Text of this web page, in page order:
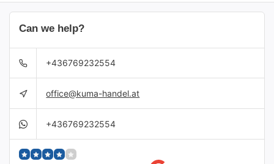
Can we help?
+436769232554
office@kuma-handel.at
+436769232554